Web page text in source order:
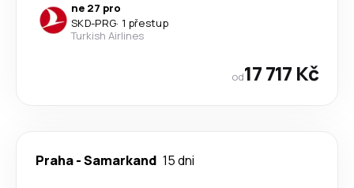
ne 27 pro
SKD-PRG· 1 přestup
Turkish Airlines
od17 717 Kč
Praha-Samarkand 15 dni